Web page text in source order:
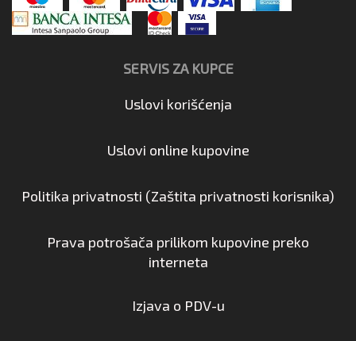
SERVIS ZA KUPCE
Uslovi korišćenja
Uslovi online kupovine
Politika privatnosti (Zaštita privatnosti korisnika)
Prava potrošača prilikom kupovine preko
interneta
Izjava o PDV-u